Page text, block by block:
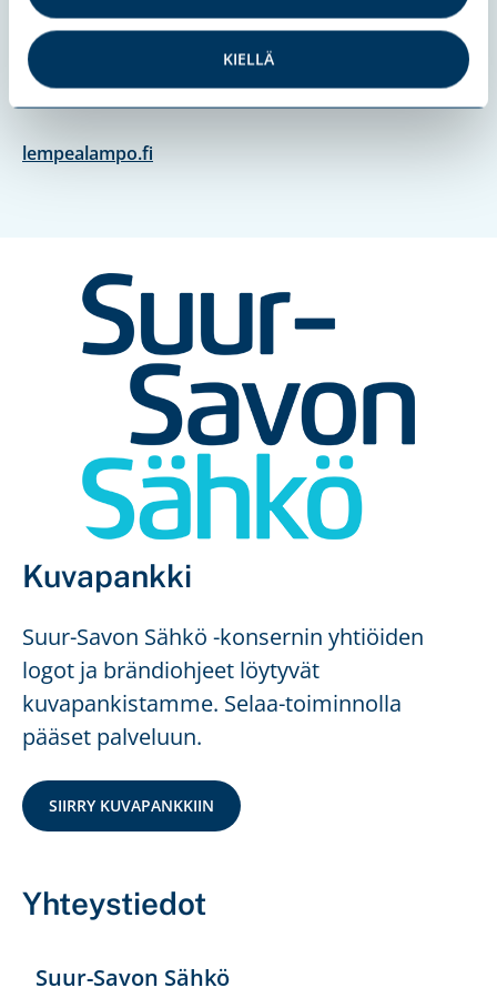
KIELLÄ
Verkkolaskuosoite: 003710172674
Paperilaskut: 1017267-4, PL 8, 80020 Kollektor Scan
Sähköpostilaskut: invoices-1017267-
lempealampo.fi
Kuvapankki
Suur-Savon Sähkö -konsernin yhtiöiden
logot ja brändiohjeet löytyvät
kuvapankistamme. Selaa-toiminnolla
pääset palveluun.
SIIRRY KUVAPANKKIIN
Yhteystiedot
Suur-Savon Sähkö